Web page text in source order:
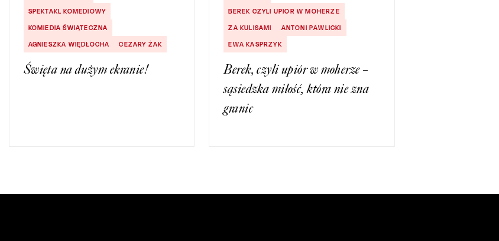
SPEKTAKL KOMEDIOWY
KOMIEDIA ŚWIĄTECZNA
AGNIESZKA WIĘDŁOCHA
CEZARY ŻAK
Święta na dużym ekranie!
BEREK CZYLI UPIOR W MOHERZE
ZA KULISAMI
ANTONI PAWLICKI
EWA KASPRZYK
Berek, czyli upiór w moherze –
sąsiedzka miłość, która nie zna
granic